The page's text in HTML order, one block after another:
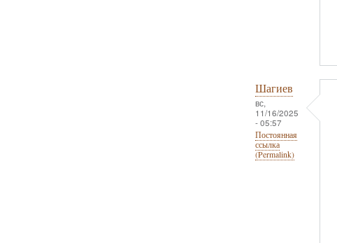
Шагиев
вс,
11/16/2025
- 05:57
Постоянная
ссылка
(Permalink)